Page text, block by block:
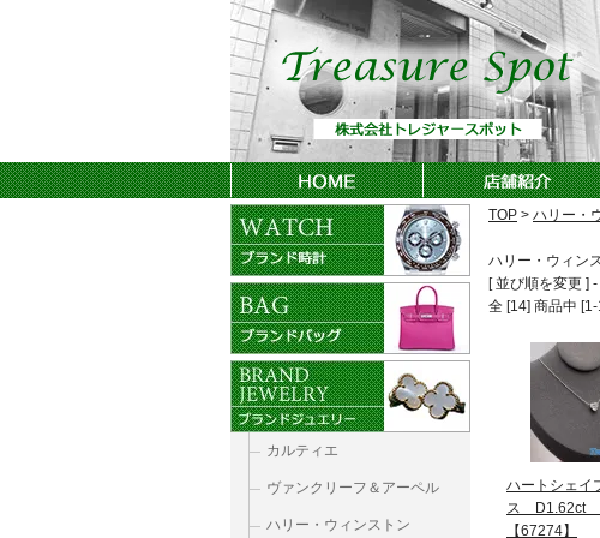
TOP > ハリー・
ハリー・ウィン
[ 並び順を変更 ] -
全 [14] 商品中
ハートシェイ
ス D1.62ct
【67274】
カルティエ
ヴァンクリーフ＆アーペル
ハリー・ウィンストン